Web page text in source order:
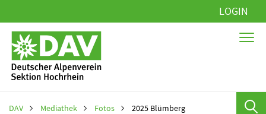
LOGIN
DAV Mediathek Fotos 2025 Blümberg